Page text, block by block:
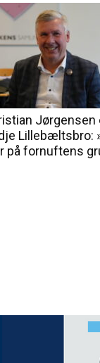
Jørgensen
Lillebæltsbro:
på fornuftens